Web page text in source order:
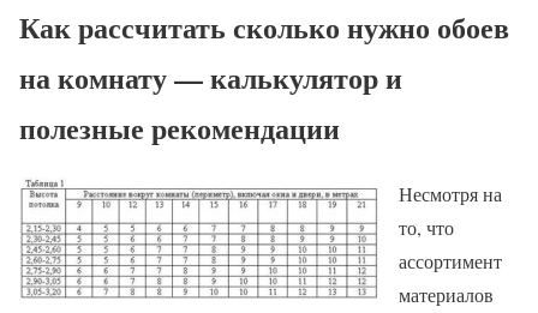
Как рассчитать сколько нужно обоев
на комнату — калькулятор и
полезные рекомендации
Несмотря на
то, что
ассортимент
материалов